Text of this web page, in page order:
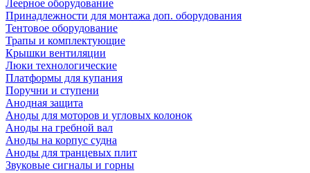
Леерное оборудование
Принадлежности для монтажа доп. оборудования
Тентовое оборудование
Трапы и комплектующие
Крышки вентиляции
Люки технологические
Платформы для купания
Поручни и ступени
Анодная защита
Аноды для моторов и угловых колонок
Аноды на гребной вал
Аноды на корпус судна
Аноды для транцевых плит
Звуковые сигналы и горны